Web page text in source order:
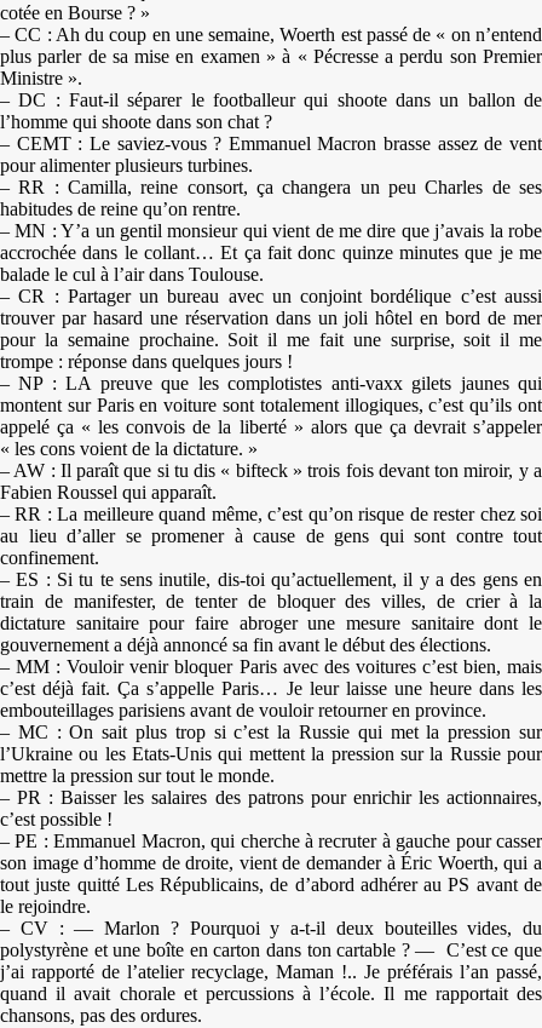
cotée en Bourse ? »
– CC : Ah du coup en une semaine, Woerth est passé de « on n’entend
plus parler de sa mise en examen » à « Pécresse a perdu son Premier
Ministre ».
– DC : Faut-il séparer le footballeur qui shoote dans un ballon de
l’homme qui shoote dans son chat ?
– CEMT : Le saviez-vous ? Emmanuel Macron brasse assez de vent
pour alimenter plusieurs turbines.
– RR : Camilla, reine consort, ça changera un peu Charles de ses
habitudes de reine qu’on rentre.
– MN : Y’a un gentil monsieur qui vient de me dire que j’avais la robe
accrochée dans le collant… Et ça fait donc quinze minutes que je me
balade le cul à l’air dans Toulouse.
– CR : Partager un bureau avec un conjoint bordélique c’est aussi
trouver par hasard une réservation dans un joli hôtel en bord de mer
pour la semaine prochaine. Soit il me fait une surprise, soit il me
trompe : réponse dans quelques jours !
– NP : LA preuve que les complotistes anti-vaxx gilets jaunes qui
montent sur Paris en voiture sont totalement illogiques, c’est qu’ils ont
appelé ça « les convois de la liberté » alors que ça devrait s’appeler
« les cons voient de la dictature. »
– AW : Il paraît que si tu dis « bifteck » trois fois devant ton miroir, y a
Fabien Roussel qui apparaît.
– RR : La meilleure quand même, c’est qu’on risque de rester chez soi
au lieu d’aller se promener à cause de gens qui sont contre tout
confinement.
– ES : Si tu te sens inutile, dis-toi qu’actuellement, il y a des gens en
train de manifester, de tenter de bloquer des villes, de crier à la
dictature sanitaire pour faire abroger une mesure sanitaire dont le
gouvernement a déjà annoncé sa fin avant le début des élections.
– MM : Vouloir venir bloquer Paris avec des voitures c’est bien, mais
c’est déjà fait. Ça s’appelle Paris… Je leur laisse une heure dans les
embouteillages parisiens avant de vouloir retourner en province.
– MC : On sait plus trop si c’est la Russie qui met la pression sur
l’Ukraine ou les Etats-Unis qui mettent la pression sur la Russie pour
mettre la pression sur tout le monde.
– PR : Baisser les salaires des patrons pour enrichir les actionnaires,
c’est possible !
– PE : Emmanuel Macron, qui cherche à recruter à gauche pour casser
son image d’homme de droite, vient de demander à Éric Woerth, qui a
tout juste quitté Les Républicains, de d’abord adhérer au PS avant de
le rejoindre.
– CV : — Marlon ? Pourquoi y a-t-il deux bouteilles vides, du
polystyrène et une boîte en carton dans ton cartable ? — C’est ce que
j’ai rapporté de l’atelier recyclage, Maman !.. Je préférais l’an passé,
quand il avait chorale et percussions à l’école. Il me rapportait des
chansons, pas des ordures.